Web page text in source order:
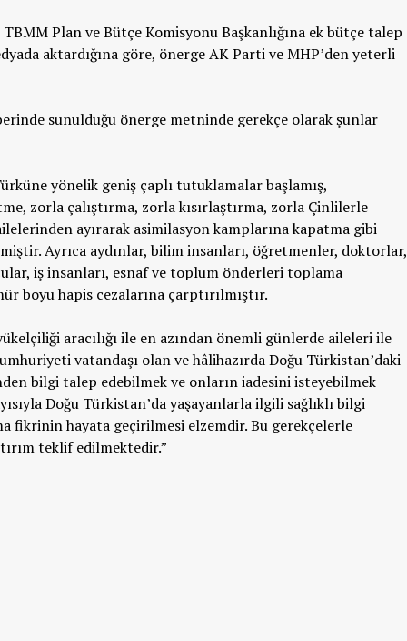
Plan ve Bütçe Komisyonu Başkanlığına ek bütçe talep
aktardığına göre, önerge AK Parti ve MHP’den yeterli
sunulduğu önerge metninde gerekçe olarak şunlar
yönelik geniş çaplı tutuklamalar başlamış,
zorla çalıştırma, zorla kısırlaştırma, zorla Çinlilerle
ayırarak asimilasyon kamplarına kapatma gibi
Ayrıca aydınlar, bilim insanları, öğretmenler, doktorlar,
iş insanları, esnaf ve toplum önderleri toplama
boyu hapis cezalarına çarptırılmıştır.
aracılığı ile en azından önemli günlerde aileleri ile
vatandaşı olan ve hâlihazırda Doğu Türkistan’daki
bilgi talep edebilmek ve onların iadesini isteyebilmek
Doğu Türkistan’da yaşayanlarla ilgili sağlıklı bilgi
fikrinin hayata geçirilmesi elzemdir. Bu gerekçelerle
teklif edilmektedir.”